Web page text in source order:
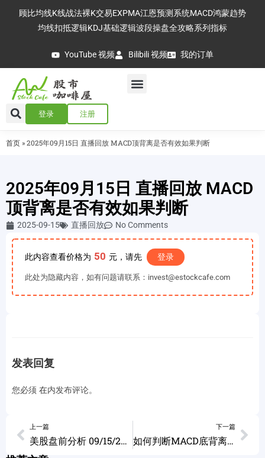
顾比均线K线战法裸K交易EXPMA江恩预测系统MACD鸿蒙趋势
均线扣抵逻辑KDJ基础逻辑波段操盘全攻略系列指标
YouTube 视频 Bilibili 视频 我的订单
登录 注册
首页 » 2025年09月15日 直播回放 MACD顶背离是否有效如果判断
2025年09月15日 直播回放 MACD
顶背离是否有效如果判断
2025-09-15 直播回放 No Comments
此内容查看价格为 50 元，请先 登录
此处为隐藏内容，如有问题请联系：invest@estockcafe.com
发表回复
您必须 在内发布评论。
上一篇
美股盘前分析 09/15/2025
下一篇
如何判断MACD底背离是否有效 ASTS ILMN UNH CRWD ORCL CRCL ISRG TSLA 09/15/2025